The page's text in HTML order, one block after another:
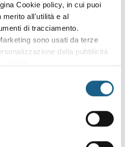
Cookie policy, in cui puoi
merito all'utilità e al
di tracciamento.
sono usati da terze
della pubblicità
anche la nostra Privacy
al corso come
al corso senza fare login. Scegli